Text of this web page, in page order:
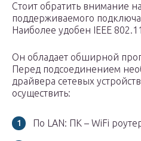
Стоит обратить внимание
поддерживаемого
Наиболее удобен IEEE
Он обладает обширной
Перед подсоединением
драйвера сетевых
осуществить:
По LAN: ПК – WiFi